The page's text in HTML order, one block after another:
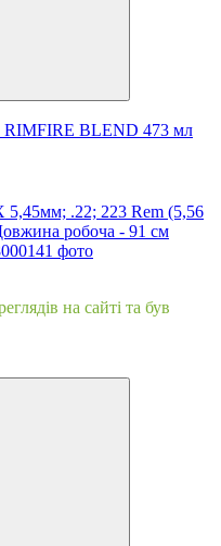
RIMFIRE BLEND 473 мл
на сайті та був